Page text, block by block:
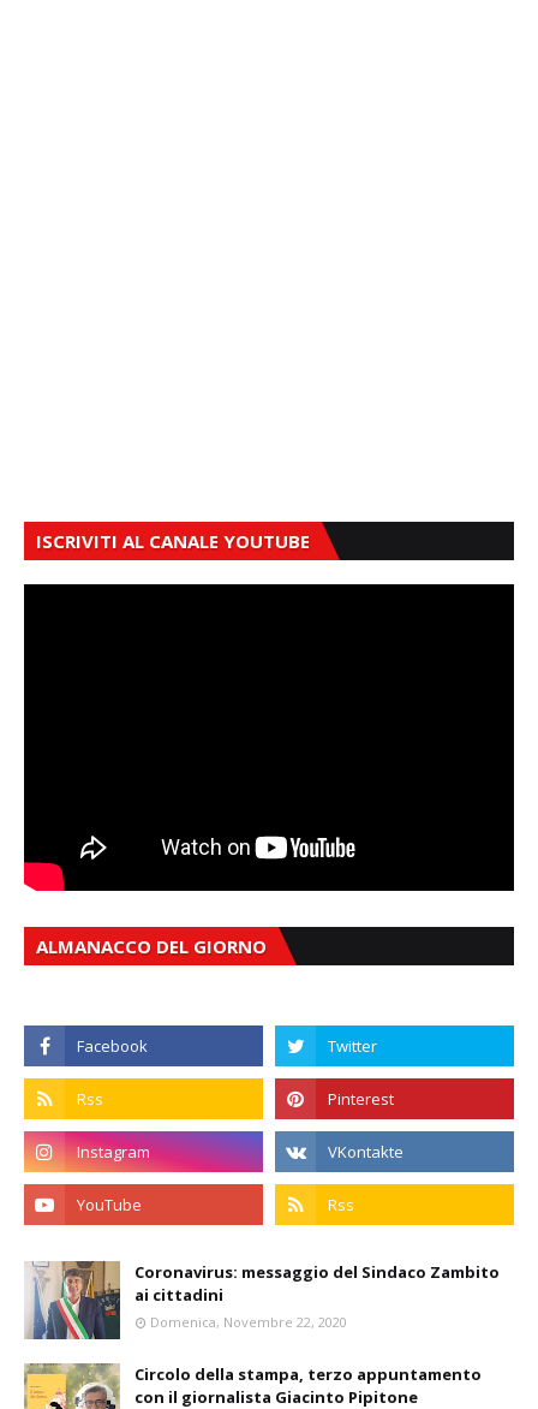
ISCRIVITI AL CANALE YOUTUBE
ALMANACCO DEL GIORNO
Coronavirus: messaggio del Sindaco Zambito
ai cittadini
Domenica, Novembre 22, 2020
Circolo della stampa, terzo appuntamento
con il giornalista Giacinto Pipitone